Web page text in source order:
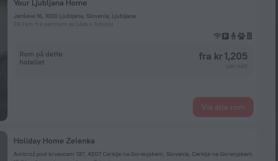
Your Ljubljana Home
Janševa 16, 1000 Ljubljana, Slovenia, Ljubljana
26.1 km fra sentrum av Laze v Tuhinju
Rom på dette
hotellet
fra kr 1,205
Vis alle rom
Holiday Home Zelenka
Ambrož pod krvavcem 137, 4207 Cerklje na Gorenjskem, Slovenia, Cerklje na Gorenjskem